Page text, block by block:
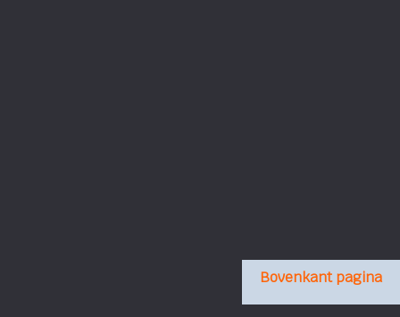
Bovenkant pagina